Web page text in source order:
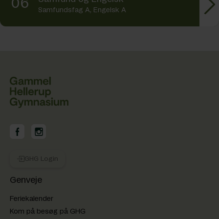
06 Samfundsfag A, Engelsk A
GHG på Facebook
GHG på Instagram
GHG Login
Genveje
Feriekalender
Kom på besøg på GHG